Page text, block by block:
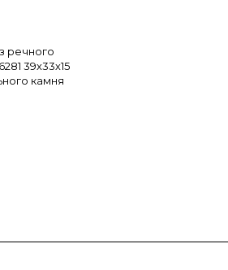
речного
39х33х15
камня